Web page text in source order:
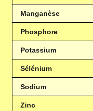
Manganèse
Phosphore
Potassium
Sélénium
Sodium
Zinc